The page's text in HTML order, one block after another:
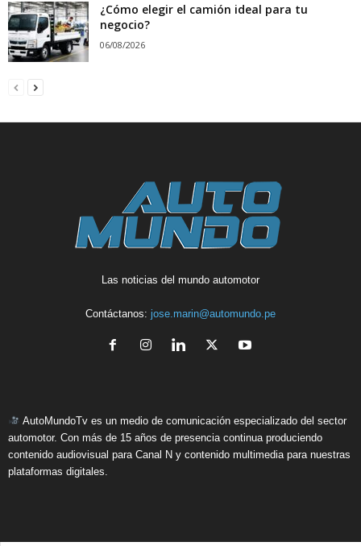
¿Cómo elegir el camión ideal para tu
negocio?
06/08/2026
Las noticias del mundo automotor
Contáctanos: jose.marin@automundo.pe
AutoMundoTv es un medio de comunicación especializado del sector
automotor. Con más de 15 años de presencia continua produciendo
contenido audiovisual para Canal N y contenido multimedia para nuestras
plataformas digitales.